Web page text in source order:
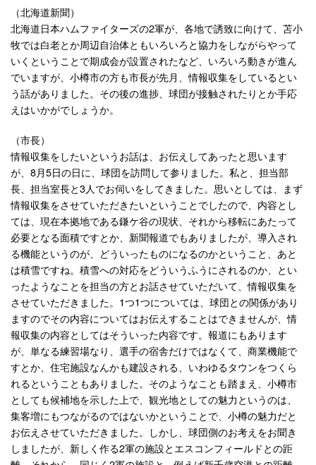
（北海道新聞）
北海道日本ハムファイターズの2軍が、各地で誘致に向けて、苫小
牧では白老とか周辺自治体ともいろいろと協力をしながらやって
いくということで期成会が設置されたなど、いろいろ動きが進ん
でいますが、小樽市の方も市長が先月、情報収集をしているとい
う話がありました。その後の進捗、球団が接触されたりとか手応
えはいかがでしょうか。
（市長）
情報収集をしたいというお話は、お伝えしてあったと思います
が、8月5日の日に、球団を訪問して参りました。私と、担当部
長、担当室長と3人でお伺いをしてきました。思いとしては、まず
情報収集をさせていただきたいということでしたので、内容とし
ては、現在本拠地である鎌ケ谷の現状、それから移転にあたって
必要となる面積ですとか、新聞報道でもありましたが、導入され
る機能というのが、どういったものになるのかということ、あと
は積雪ですね。積雪への対応をどういうふうにされるのか、とい
ったようなことを担当の方とお話させていただいて、情報収集を
させていただきました。1つ1つについては、球団との関係があり
ますのでその内容についてはお伝えすることはできませんが、情
報収集の内容としてはそういった内容です。報道にもあります
が、単なる練習場なり、選手の宿舎だけではなくて、商業機能で
すとか、住宅施設なんかも建設される、いわゆるタウンをつくら
れるということもありました。そのようなことも踏まえ、小樽市
としても候補地を示した上で、観光地としての魅力というのは、
集客増にもつながるのではないかということで、小樽の魅力だと
お伝えさせていただきました。しかし、球団側のお考えをお聞き
しましたが、新しく作る2軍の施設とエスコンフィールドとの距